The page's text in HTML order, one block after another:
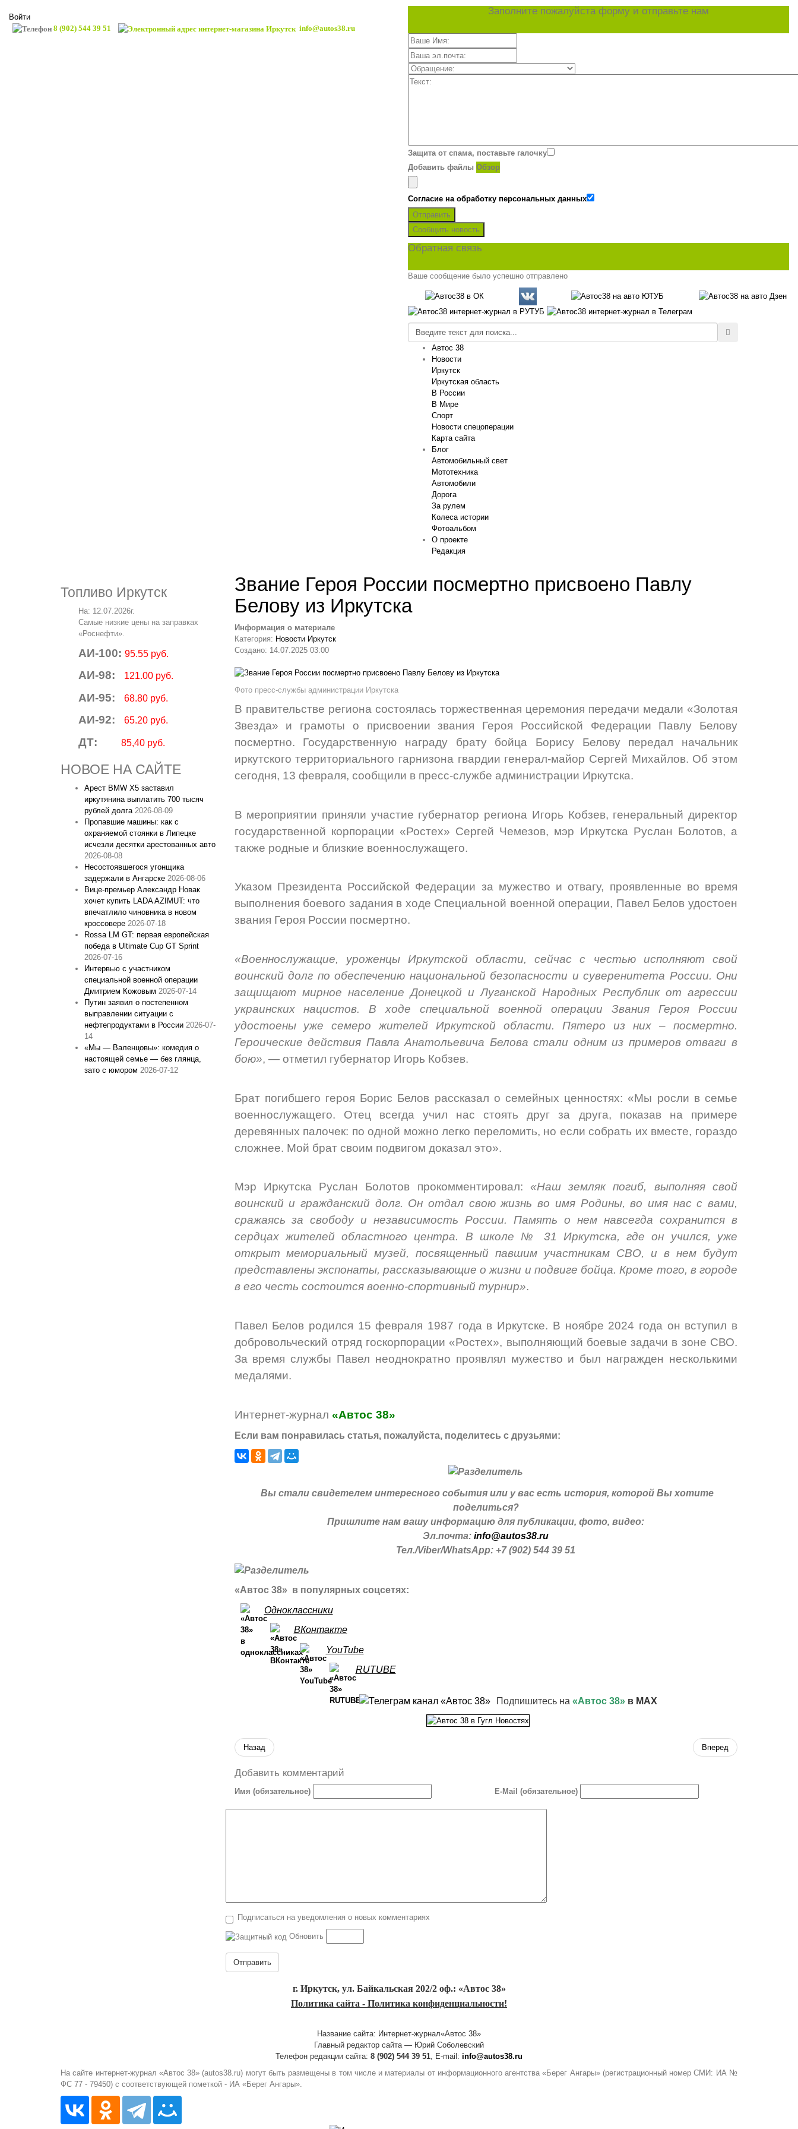
Войти
8 (902) 544 39 51
info@autos38.ru
Заполните пожалуйста форму и отправьте нам
Защита от спама, поставьте галочку
Добавить файлы Обзор
Согласие на обработку персональных данных
Отправить
Сообщить новость
Обратная связь
Ваше сообщение было успешно отправлено
Автос 38
Новости
Иркутск
Иркутская область
В России
В Мире
Спорт
Новости спецоперации
Карта сайта
Блог
Автомобильный свет
Мототехника
Автомобили
Дорога
За рулем
Колеса истории
Фотоальбом
О проекте
Редакция
Топливо Иркутск
На: 12.07.2026г.
Самые низкие цены на заправках
«Роснефти».
АИ-100: 95.55 руб.
АИ-98: 121.00 руб.
АИ-95: 68.80 руб.
АИ-92: 65.20 руб.
ДТ: 85,40 руб.
НОВОЕ НА САЙТЕ
Арест BMW X5 заставил
иркутянина выплатить 700 тысяч
рублей долга 2026-08-09
Пропавшие машины: как с
охраняемой стоянки в Липецке
исчезли десятки арестованных авто
2026-08-08
Несостоявшегося угонщика
задержали в Ангарске 2026-08-06
Вице‑премьер Александр Новак
хочет купить LADA AZIMUT: что
впечатлило чиновника в новом
кроссовере 2026-07-18
Rossa LM GT: первая европейская
победа в Ultimate Cup GT Sprint
2026-07-16
Интервью с участником
специальной военной операции
Дмитрием Кожовым 2026-07-14
Путин заявил о постепенном
выправлении ситуации с
нефтепродуктами в России 2026-07-
14
«Мы — Валенцовы»: комедия о
настоящей семье — без глянца,
зато с юмором 2026-07-12
Звание Героя России посмертно присвоено Павлу
Белову из Иркутска
Информация о материале
Категория: Новости Иркутск
Создано: 14.07.2025 03:00
Фото пресс-службы администрации Иркутска
В правительстве региона состоялась торжественная церемония передачи медали «Золотая
Звезда» и грамоты о присвоении звания Героя Российской Федерации Павлу Белову
посмертно. Государственную награду брату бойца Борису Белову передал начальник
иркутского территориального гарнизона гвардии генерал-майор Сергей Михайлов. Об этом
сегодня, 13 февраля, сообщили в пресс-службе администрации Иркутска.
В мероприятии приняли участие губернатор региона Игорь Кобзев, генеральный директор
государственной корпорации «Ростех» Сергей Чемезов, мэр Иркутска Руслан Болотов, а
также родные и близкие военнослужащего.
Указом Президента Российской Федерации за мужество и отвагу, проявленные во время
выполнения боевого задания в ходе Специальной военной операции, Павел Белов удостоен
звания Героя России посмертно.
«Военнослужащие, уроженцы Иркутской области, сейчас с честью исполняют свой
воинский долг по обеспечению национальной безопасности и суверенитета России. Они
защищают мирное население Донецкой и Луганской Народных Республик от агрессии
украинских нацистов. В ходе специальной военной операции Звания Героя России
удостоены уже семеро жителей Иркутской области. Пятеро из них – посмертно.
Героические действия Павла Анатольевича Белова стали одним из примеров отваги в
бою», — отметил губернатор Игорь Кобзев.
Брат погибшего героя Борис Белов рассказал о семейных ценностях: «Мы росли в семье
военнослужащего. Отец всегда учил нас стоять друг за друга, показав на примере
деревянных палочек: по одной можно легко переломить, но если собрать их вместе, гораздо
сложнее. Мой брат своим подвигом доказал это».
Мэр Иркутска Руслан Болотов прокомментировал: «Наш земляк погиб, выполняя свой
воинский и гражданский долг. Он отдал свою жизнь во имя Родины, во имя нас с вами,
сражаясь за свободу и независимость России. Память о нем навсегда сохранится в
сердцах жителей областного центра. В школе № 31 Иркутска, где он учился, уже
открыт мемориальный музей, посвященный павшим участникам СВО, и в нем будут
представлены экспонаты, рассказывающие о жизни и подвиге бойца. Кроме того, в городе
в его честь состоится военно-спортивный турнир».
Павел Белов родился 15 февраля 1987 года в Иркутске. В ноябре 2024 года он вступил в
добровольческий отряд госкорпорации «Ростех», выполняющий боевые задачи в зоне СВО.
За время службы Павел неоднократно проявлял мужество и был награжден несколькими
медалями.
Интернет-журнал «Автос 38»
Если вам понравилась статья, пожалуйста, поделитесь с друзьями:
Вы стали свидетелем интересного события или у вас есть история, которой Вы хотите
поделиться?
Пришлите нам вашу информацию для публикации, фото, видео:
Эл.почта:info@autos38.ru
Тел./Viber/WhatsApp: +7 (902) 544 39 51
«Автос 38» в популярных соцсетях:
Одноклассники
ВКонтакте
YouTube
RUTUBE
Подпишитесь на «Автос 38» в MAX
Назад Вперед
Добавить комментарий
Имя (обязательное) E-Mail (обязательное)
Подписаться на уведомления о новых комментариях
Обновить
Отправить
г. Иркутск, ул. Байкальская 202/2 оф.: «Автос 38»
Политика сайта - Политика конфиденциальности!
Название сайта: Интернет-журнал«Автос 38»
Главный редактор сайта — Юрий Соболевский
Телефон редакции сайта: 8 (902) 544 39 51 , E-mail: info@autos38.ru
На сайте интернет-журнал «Автос 38» (autos38.ru) могут быть размещены в том числе и материалы от информационного агентства «Берег Ангары» (регистрационный номер СМИ: ИА №
ФС 77 - 79450) с соответствующей пометкой - ИА «Берег Ангары».